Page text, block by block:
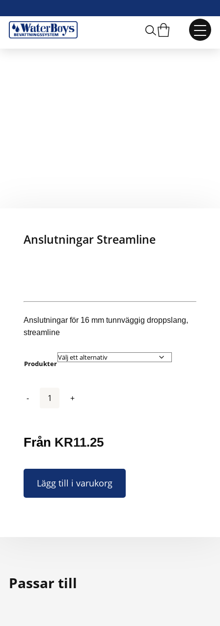
Webbshop / Droppbevattning
Anslutningar Streamline
Anslutningar för 16 mm tunnväggig droppslang,
streamline
Produkter
Från 11.25
KR
Lägg till i varukorg
Passar till